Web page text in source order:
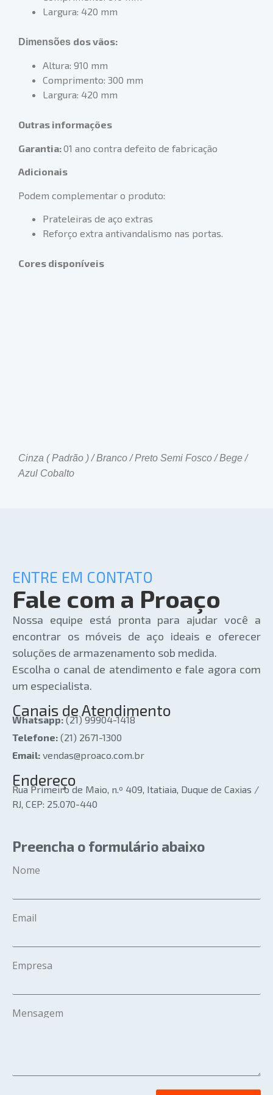
Largura: 420 mm
Dimensões dos vãos:
Altura: 910 mm
Comprimento: 300 mm
Largura: 420 mm
Outras informações
Garantia:01 ano contra defeito de fabricação
Adicionais
Podem complementar o produto:
Prateleiras de aço extras
Reforço extra antivandalismo nas portas.
Cores disponíveis
Cinza ( Padrão ) / Branco / Preto Semi Fosco / Bege /
Azul Cobalto
ENTRE EM CONTATO
Fale com a Proaço
Nossa equipe está pronta para ajudar você a
encontrar os móveis de aço ideais e oferecer
soluções de armazenamento sob medida.
Escolha o canal de atendimento e fale agora com
um especialista.
Canais de Atendimento
Whatsapp:(21) 99904-1418
Telefone: (21) 2671-1300
Email: vendas@proaco.com.br
Endereço
Rua Primeiro de Maio, n.º 409, Itatiaia, Duque de Caxias /
RJ, CEP: 25.070-440
Preencha o formulário abaixo
Nome
Email
Empresa
Mensagem